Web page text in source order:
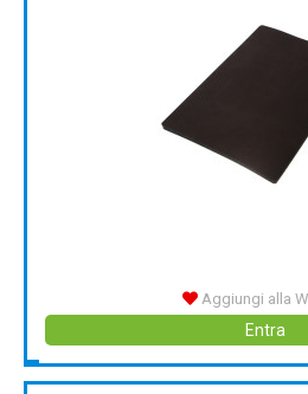
Aggiungi alla
Entra